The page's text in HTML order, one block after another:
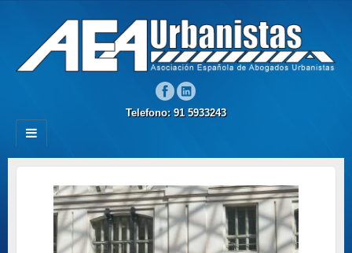
Telefono: 91 5933243